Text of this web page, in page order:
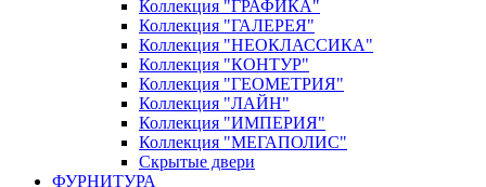
Коллекция "ГРАФИКА"
Коллекция "ГАЛЕРЕЯ"
Коллекция "НЕОКЛАССИКА"
Коллекция "КОНТУР"
Коллекция "ГЕОМЕТРИЯ"
Коллекция "ЛАЙН"
Коллекция "ИМПЕРИЯ"
Коллекция "МЕГАПОЛИС"
Скрытые двери
ФУРНИТУРА